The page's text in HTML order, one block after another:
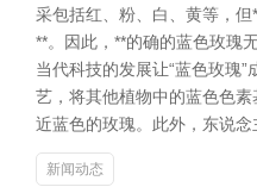
采包括红、粉、白、黄等，
**。因此，**的确的蓝色玫瑰
当代科技的发展让“蓝色玫瑰
艺，将其他植物中的蓝色色
近蓝色的玫瑰。此外，东说
新闻动态